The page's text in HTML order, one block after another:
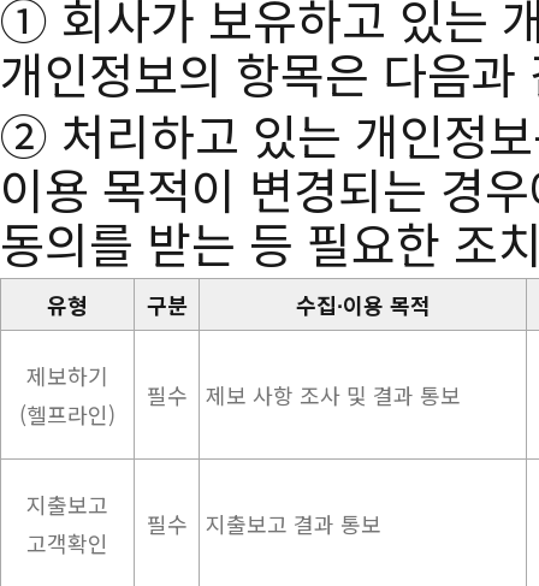
① 회사가 보유하고 있는
개인정보의 항목은 다음과
② 처리하고 있는 개인정
이용 목적이 변경되는 경
동의를 받는 등 필요한 조
유형 구분 수집∙이용 목적
제보하기
(헬프라인)
필수 제보 사항 조사 및 결과 통보
지출보고
고객확인
필수 지출보고 결과 통보